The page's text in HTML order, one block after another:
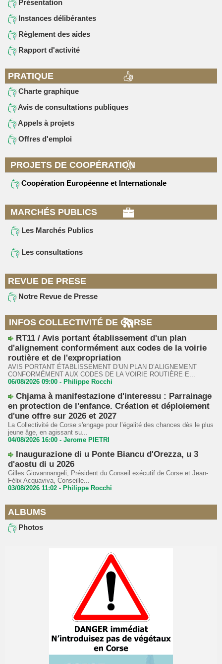
Présentation
Instances délibérantes
Règlement des aides
Rapport d'activité
PRATIQUE
Charte graphique
Avis de consultations publiques
Appels à projets
Offres d'emploi
PROJETS DE COOPÉRATION
Coopération Européenne et Internationale
MARCHÉS PUBLICS
Les Marchés Publics
Les consultations
REVUE DE PRESE
Notre Revue de Presse
INFOS COLLECTIVITÉ DE CORSE
RT11 / Avis portant établissement d'un plan
d'alignement conformément aux codes de la voirie
routière et de l'expropriation
AVIS PORTANT ÉTABLISSEMENT D’UN PLAN D’ALIGNEMENT
CONFORMÉMENT AUX CODES DE LA VOIRIE ROUTIÈRE E...
06/08/2026 09:00 - Philippe Rocchi
Chjama à manifestazione d'interessu : Parrainage
en protection de l'enfance. Création et déploiement
d'une offre sur 2026 et 2027
La Collectivité de Corse s'engage pour l’égalité des chances dès le plus
jeune âge, en agissant su...
04/08/2026 16:00 - Jerome PIETRI
Inaugurazione di u Ponte Biancu d'Orezza, u 3
d'aostu di u 2026
Gilles Giovannangeli, Président du Conseil exécutif de Corse et Jean-
Félix Acquaviva, Conseille...
03/08/2026 11:02 - Philippe Rocchi
ALBUMS
Photos